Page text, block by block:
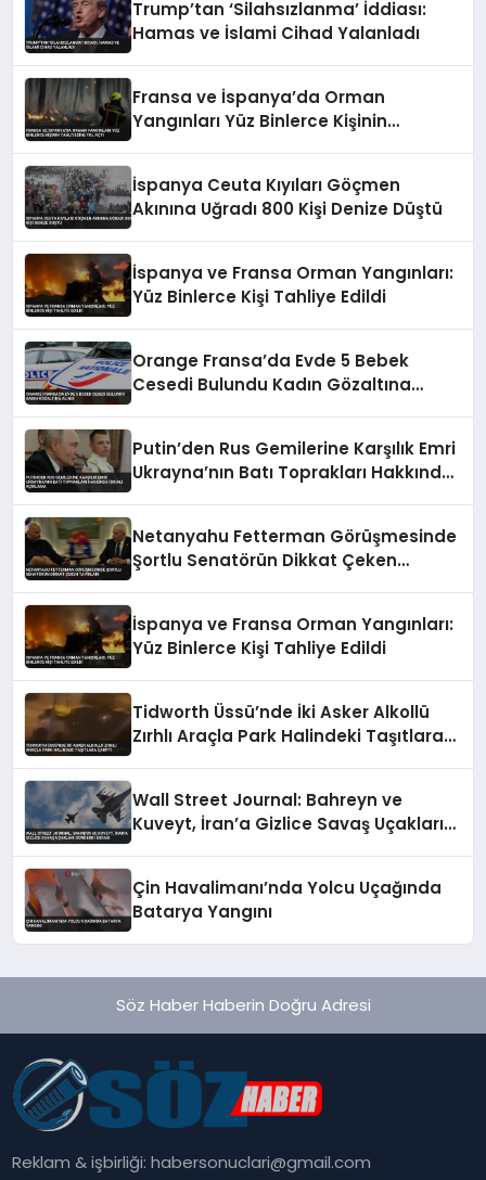
Trump’tan ‘Silahsızlanma’ İddiası:
Hamas ve İslami Cihad Yalanladı
Fransa ve İspanya’da Orman
Yangınları Yüz Binlerce Kişinin
İspanya Ceuta Kıyıları Göçmen
Akınına Uğradı 800 Kişi Denize Düştü
İspanya ve Fransa Orman Yangınları:
Yüz Binlerce Kişi Tahliye Edildi
Orange Fransa’da Evde 5 Bebek
Cesedi Bulundu Kadın Gözaltına
Putin’den Rus Gemilerine Karşılık Emri
Ukrayna’nın Batı Toprakları Hakkında
Netanyahu Fetterman Görüşmesinde
Şortlu Senatörün Dikkat Çeken
İspanya ve Fransa Orman Yangınları:
Yüz Binlerce Kişi Tahliye Edildi
Tidworth Üssü’nde İki Asker Alkollü
Zırhlı Araçla Park Halindeki Taşıtlara
Wall Street Journal: Bahreyn ve
Kuveyt, İran’a Gizlice Savaş Uçakları
Çin Havalimanı’nda Yolcu Uçağında
Batarya Yangını
Söz Haber Haberin Doğru Adresi
Reklam & işbirliği:habersonuclari@gmail.com